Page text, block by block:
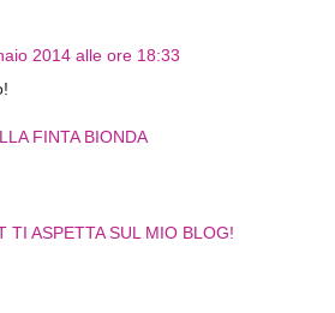
2014 alle ore 18:33
FINTA BIONDA
TI ASPETTA SUL MIO BLOG!